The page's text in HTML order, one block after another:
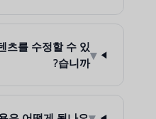
▾
츠를 수정할 수 있
습니까?